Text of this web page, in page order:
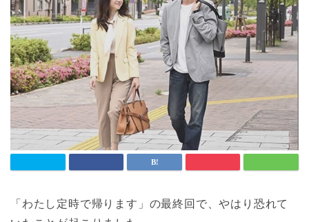
「わたし定時で帰ります」の最終回で、やはり恐れて